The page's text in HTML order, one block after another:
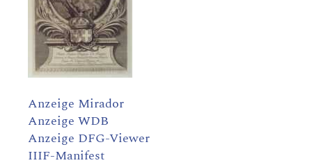
Anzeige Mirador
Anzeige WDB
Anzeige DFG-Viewer
IIIF-Manifest